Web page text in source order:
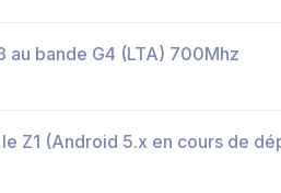
au bande G4 (LTA) 700Mhz
Z1 (Android 5.x en cours de